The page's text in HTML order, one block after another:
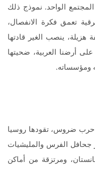
الواحد. نموذج ذلك
تعمق فكرة الانفصال،
هزيلة، ينصب الغير قادتها
أرضنا العربية، ضحيتها
ومؤسساته.
ضروس، تقودها روسيا
جحافل الفرس والمليشيات
ومرتزقة من أماكن